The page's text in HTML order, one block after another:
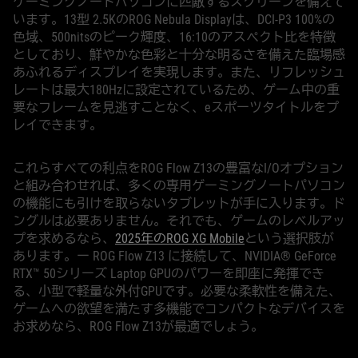
います。13型 2.5KのROG Nebula Displayは、DCI-P3 100%の
色域、500nitsのピーク輝度、16:10のアスペクト比を特徴
としており、鮮やかな色彩と十分な明るさ​​を備えた臨場感
あふれるディスプレイを実現します。また、リフレッシュ
レートは最大180Hzに設定されているため、ゲーム中の重
要なフレームを見逃すことなく、eスポーツタイトルをプ
レイできます。
これらすべての利点をROG Flow Z13の豊富なI/Oオプション
と組み合わせれば、多くの専用ゲーミングノートパソコン
の機能にも引けを取らないタブレットが手に入ります。ド
ングルは必要ありません。それでも、ゲームのレベルアッ
プを求めるなら、 2025年のROG XG Mobileという選択肢が
あります。ー ROG Flow Z13 に接続して、NVIDIA® GeForce
RTX™ 50シリーズ Laptop GPUのパワーを即座に発揮でき
る、小型で軽量な外付GPUです。必要な柔軟性を備えた、
ゲームへの欲望を満たす多機能でコンパクトなデバイスを
お求めなら、ROG Flow Z13が最適でしょう。